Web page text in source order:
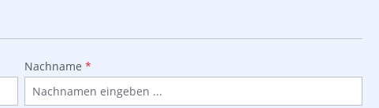
Nachname*